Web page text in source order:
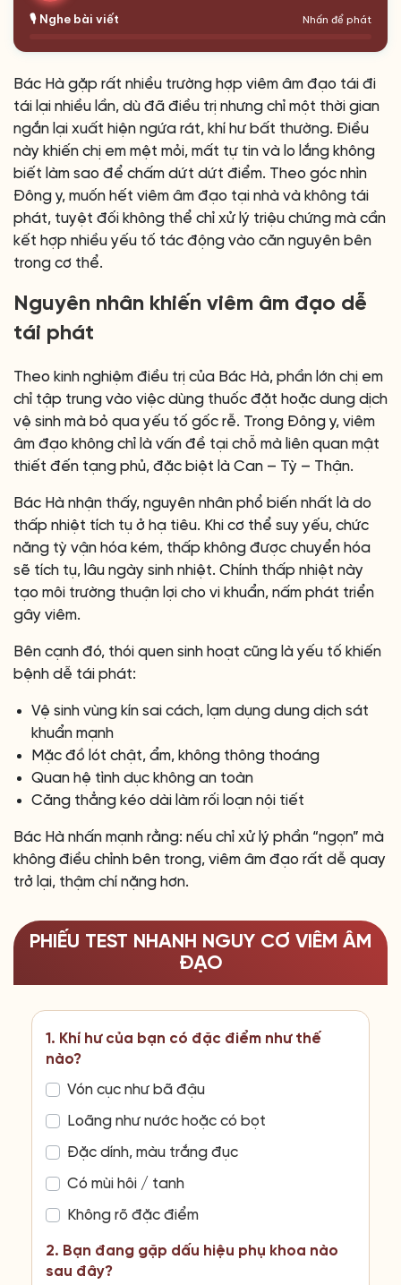
🎙️ Nghe bài viết Nhấn để phát
Bác Hà gặp rất nhiều trường hợp viêm âm đạo tái đi
tái lại nhiều lần, dù đã điều trị nhưng chỉ một thời gian
ngắn lại xuất hiện ngứa rát, khí hư bất thường. Điều
này khiến chị em mệt mỏi, mất tự tin và lo lắng không
biết làm sao để chấm dứt dứt điểm. Theo góc nhìn
Đông y, muốn hết viêm âm đạo tại nhà và không tái
phát, tuyệt đối không thể chỉ xử lý triệu chứng mà cần
kết hợp nhiều yếu tố tác động vào căn nguyên bên
trong cơ thể.
Nguyên nhân khiến viêm âm đạo dễ
tái phát
Theo kinh nghiệm điều trị của Bác Hà, phần lớn chị em
chỉ tập trung vào việc dùng thuốc đặt hoặc dung dịch
vệ sinh mà bỏ qua yếu tố gốc rễ. Trong Đông y, viêm
âm đạo không chỉ là vấn đề tại chỗ mà liên quan mật
thiết đến tạng phủ, đặc biệt là Can – Tỳ – Thận.
Bác Hà nhận thấy, nguyên nhân phổ biến nhất là do
thấp nhiệt tích tụ ở hạ tiêu. Khi cơ thể suy yếu, chức
năng tỳ vận hóa kém, thấp không được chuyển hóa
sẽ tích tụ, lâu ngày sinh nhiệt. Chính thấp nhiệt này
tạo môi trường thuận lợi cho vi khuẩn, nấm phát triển
gây viêm.
Bên cạnh đó, thói quen sinh hoạt cũng là yếu tố khiến
bệnh dễ tái phát:
Vệ sinh vùng kín sai cách, lạm dụng dung dịch sát
khuẩn mạnh
Mặc đồ lót chật, ẩm, không thông thoáng
Quan hệ tình dục không an toàn
Căng thẳng kéo dài làm rối loạn nội tiết
Bác Hà nhấn mạnh rằng: nếu chỉ xử lý phần “ngọn” mà
không điều chỉnh bên trong, viêm âm đạo rất dễ quay
trở lại, thậm chí nặng hơn.
PHIẾU TEST NHANH NGUY CƠ VIÊM ÂM
ĐẠO
1. Khí hư của bạn có đặc điểm như thế
nào?
Vón cục như bã đậu
Loãng như nước hoặc có bọt
Đặc dính, màu trắng đục
Có mùi hôi / tanh
Không rõ đặc điểm
2. Bạn đang gặp dấu hiệu phụ khoa nào
sau đây?